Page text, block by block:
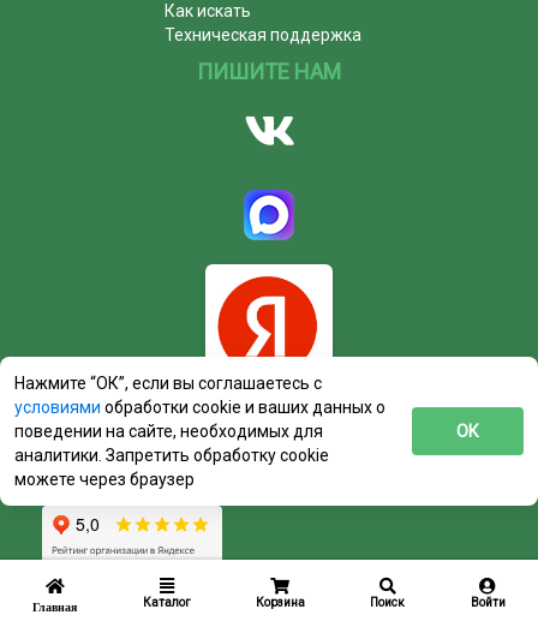
Главная Каталог Корзина Поиск Войти
Как искать
Техническая поддержка
ПИШИТЕ НАМ
Нажмите “ОК”, если вы соглашаетесь с
условиями обработки cookie и ваших данных о
поведении на сайте, необходимых для
аналитики. Запретить обработку cookie
можете через браузер
ОК